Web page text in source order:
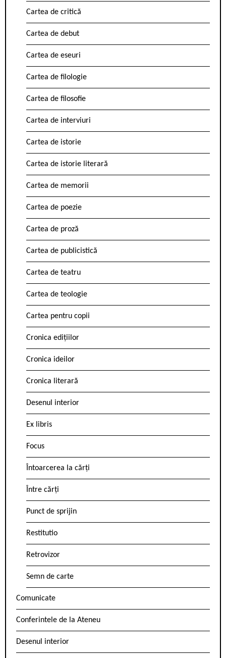
Cartea de critică
Cartea de debut
Cartea de eseuri
Cartea de filologie
Cartea de filosofie
Cartea de interviuri
Cartea de istorie
Cartea de istorie literară
Cartea de memorii
Cartea de poezie
Cartea de proză
Cartea de publicistică
Cartea de teatru
Cartea de teologie
Cartea pentru copii
Cronica edițiilor
Cronica ideilor
Cronica literară
Desenul interior
Ex libris
Focus
Întoarcerea la cărți
Între cărți
Punct de sprijin
Restitutio
Retrovizor
Semn de carte
Comunicate
Conferintele de la Ateneu
Desenul interior